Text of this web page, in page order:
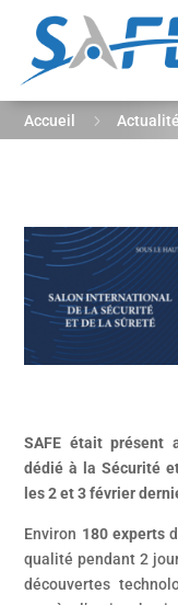
Accueil 5
SAFE était présent
dédié à la Sécurité
les 2 et 3 février
Environ 180 experts
qualité pendant 2
découvertes